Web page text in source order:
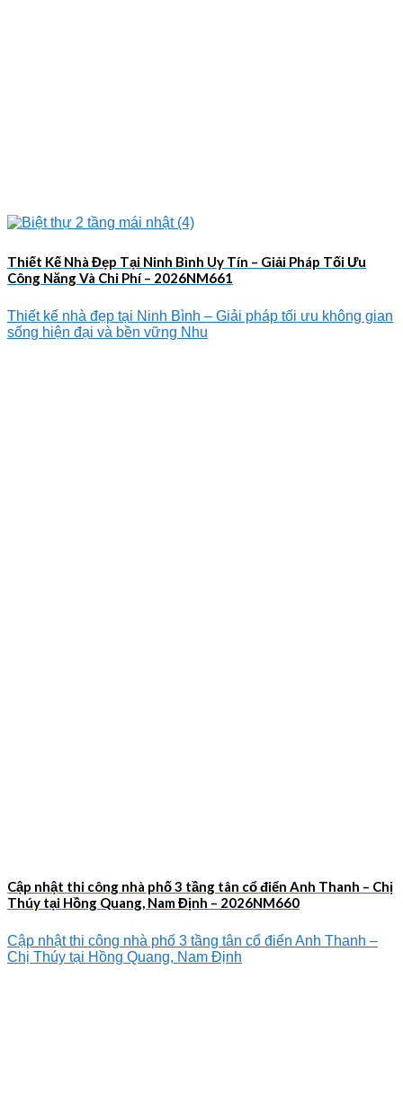
Thiết Kế Nhà Đẹp Tại Ninh Bình Uy Tín – Giải Pháp Tối Ưu
Công Năng Và Chi Phí – 2026NM661
Thiết kế nhà đẹp tại Ninh Bình – Giải pháp tối ưu không gian
sống hiện đại và bền vững Nhu
Cập nhật thi công nhà phố 3 tầng tân cổ điển Anh Thanh – Chị
Thúy tại Hồng Quang, Nam Định – 2026NM660
Cập nhật thi công nhà phố 3 tầng tân cổ điển Anh Thanh –
Chị Thúy tại Hồng Quang, Nam Định